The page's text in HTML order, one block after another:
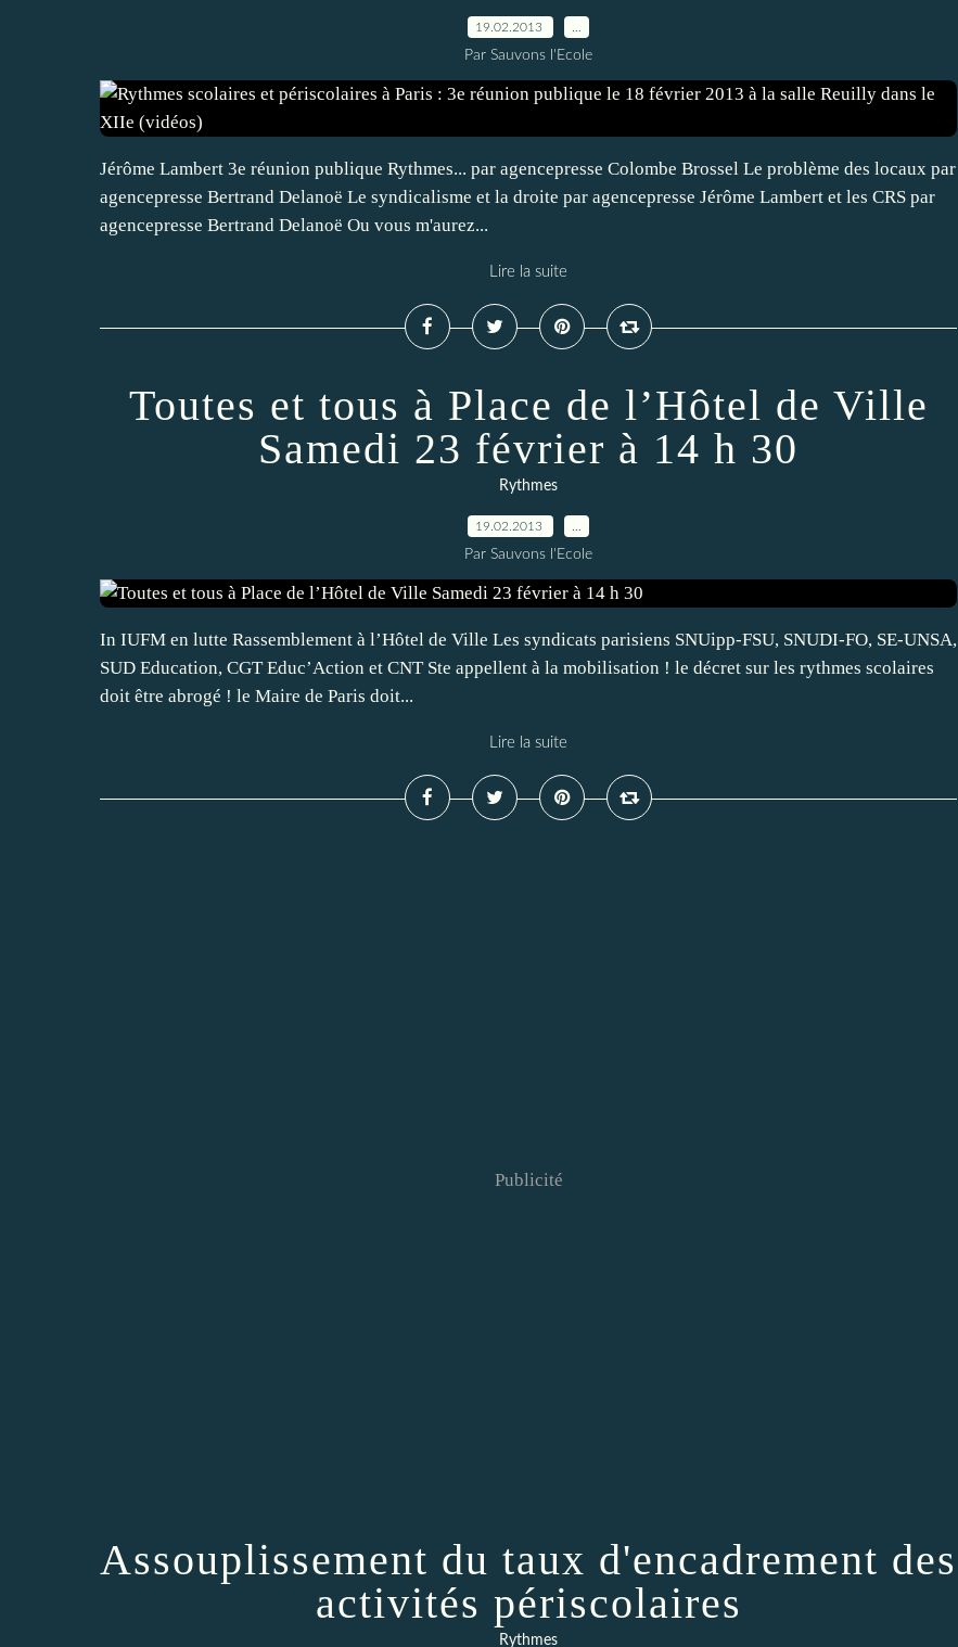
19.02.2013
Par Sauvons l'Ecole
Jérôme Lambert 3e réunion publique Rythmes... par agencepresse Colombe Brossel Le problème des locaux par
agencepresse Bertrand Delanoë Le syndicalisme et la droite par agencepresse Jérôme Lambert et les CRS par
agencepresse Bertrand Delanoë Ou vous m'aurez...
Lire la suite
Toutes et tous à Place de l’Hôtel de Ville
Samedi 23 février à 14 h 30
Rythmes
19.02.2013
Par Sauvons l'Ecole
In IUFM en lutte Rassemblement à l’Hôtel de Ville Les syndicats parisiens SNUipp-FSU, SNUDI-FO, SE-UNSA,
SUD Education, CGT Educ’Action et CNT Ste appellent à la mobilisation ! le décret sur les rythmes scolaires
doit être abrogé ! le Maire de Paris doit...
Lire la suite
Publicité
Assouplissement du taux d'encadrement des
activités périscolaires
Rythmes